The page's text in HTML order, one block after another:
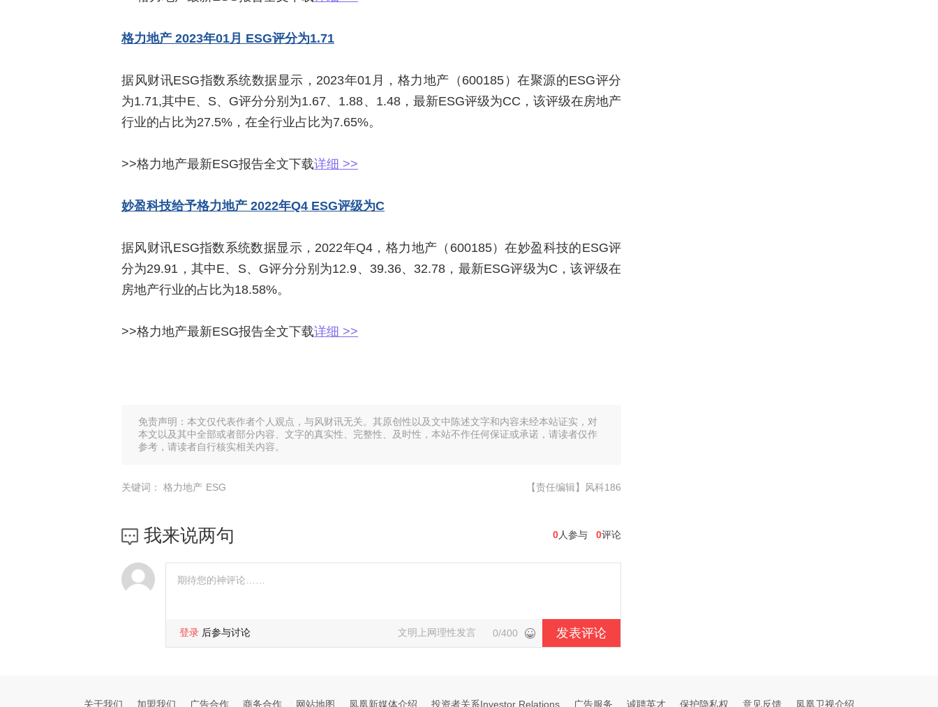
格力地产 2023年01月 ESG评分为1.71
据风财讯ESG指数系统数据显示，2023年01月，格力地产（600185）在聚源的ESG评分
为1.71,其中E、S、G评分分别为1.67、1.88、1.48，最新ESG评级为CC，该评级在房地产
行业的占比为27.5%，在全行业占比为7.65%。
>>格力地产最新ESG报告全文下载详细 >>
妙盈科技给予格力地产 2022年Q4 ESG评级为C
据风财讯ESG指数系统数据显示，2022年Q4，格力地产（600185）在妙盈科技的ESG评
分为29.91，其中E、S、G评分分别为12.9、39.36、32.78，最新ESG评级为C，该评级在
房地产行业的占比为18.58%。
>>格力地产最新ESG报告全文下载详细 >>
免责声明：本文仅代表作者个人观点，与风财讯无关。其原创性以及文中陈述文字和内容未经本站证实，对
本文以及其中全部或者部分内容、文字的真实性、完整性、及时性，本站不作任何保证或承诺，请读者仅作
参考，请读者自行核实相关内容。
关键词： 格力地产 ESG 【责任编辑】风科186
我来说两句 0人参与 0评论
登录 后参与讨论 文明上网理性发言 0/400 发表评论
关于我们 加盟我们 广告合作 商务合作 网站地图 凤凰新媒体介绍 投资者关系Investor Relations 广告服务 诚聘英才 保护隐私权 意见反馈 凤凰卫视介绍